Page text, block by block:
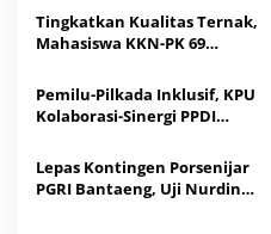
Sulsel Perilaku Hidup Sehat
Tingkatkan Kualitas Ternak,
Mahasiswa KKN-PK 69
TERNAK’ di Sidrap
Pemilu-Pilkada Inklusif, KPU
Kolaborasi-Sinergi PPDI
Lepas Kontingen Porsenijar
PGRI Bantaeng, Uji Nurdin: